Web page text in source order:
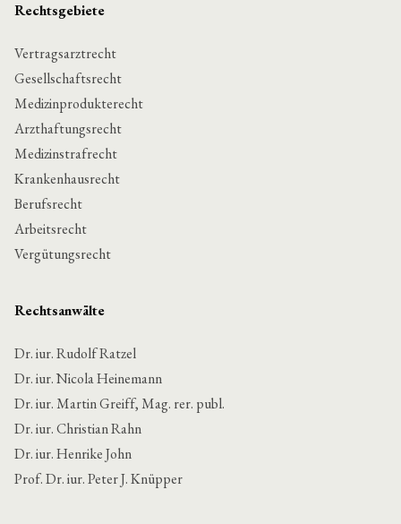
Rechtsgebiete
Vertragsarztrecht
Gesellschaftsrecht
Medizinprodukterecht
Arzthaftungsrecht
Medizinstrafrecht
Krankenhausrecht
Berufsrecht
Arbeitsrecht
Vergütungsrecht
Rechtsanwälte
Dr. iur. Rudolf Ratzel
Dr. iur. Nicola Heinemann
Dr. iur. Martin Greiff, Mag. rer. publ.
Dr. iur. Christian Rahn
Dr. iur. Henrike John
Prof. Dr. iur. Peter J. Knüpper